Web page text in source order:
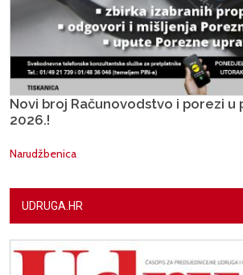
Novi broj Računovodstvo i porezi u
2026.!
Narudžbenica
UDRUGA.HR